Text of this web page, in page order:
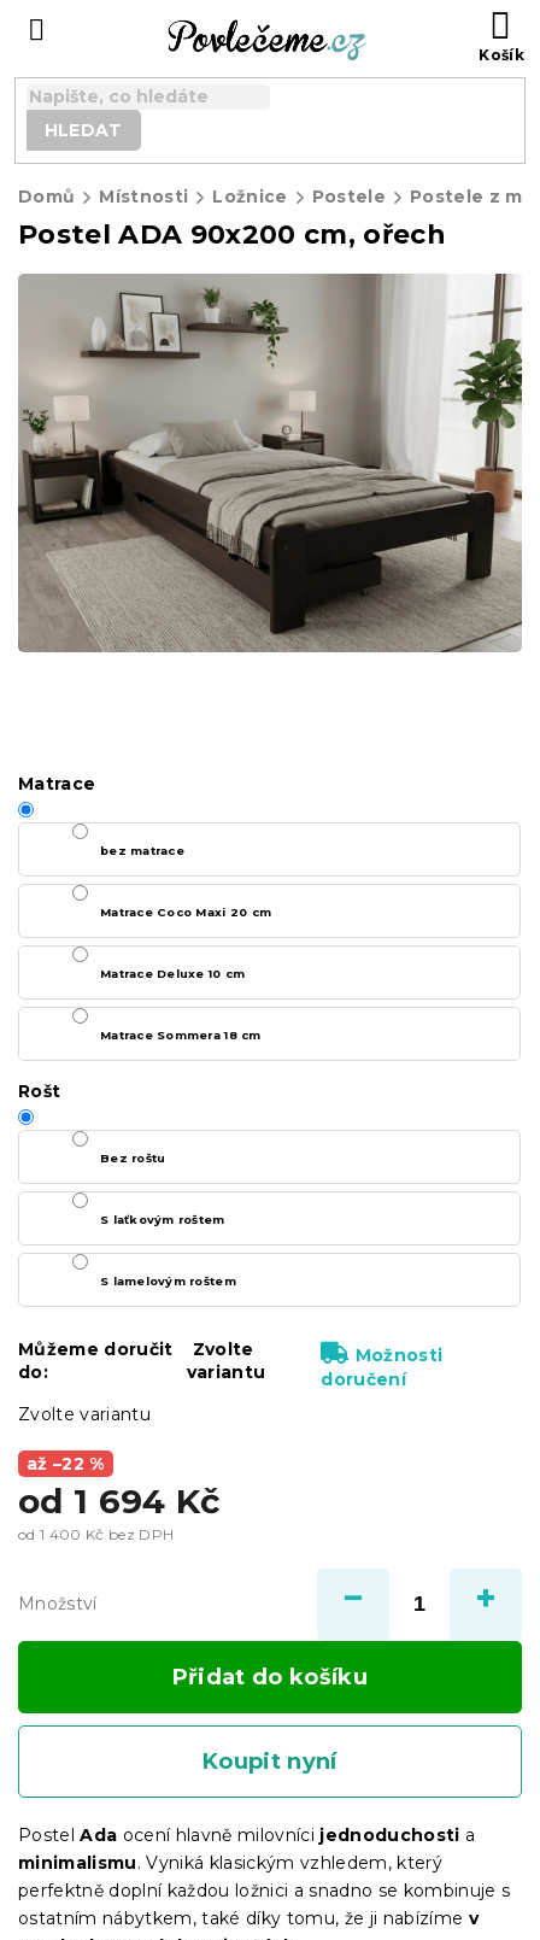
HLEDAT
Domů Místnosti Ložnice Postele Postele z
Postel ADA 90x200 cm, ořech
až –22 %
od 1 694 Kč
od 1 400 Kč bez DPH
Zvolte variantu
Matrace
bez matrace
Matrace Coco Maxi 20 cm
Matrace Deluxe 10 cm
Matrace Sommera 18 cm
Rošt
Bez roštu
S laťkovým roštem
S lamelovým roštem
Můžeme doručit
do:
Zvolte
variantu
Možnosti
doručení
Množství
Přidat do košíku
Koupit nyní
PostelAda ocení hlavně milovníci jednoduchosti a
minimalismu. Vyniká klasickým vzhledem, který
perfektně doplní každou ložnici a snadno se kombinuje s
ostatním nábytkem, také díky tomu, že ji nabízíme v